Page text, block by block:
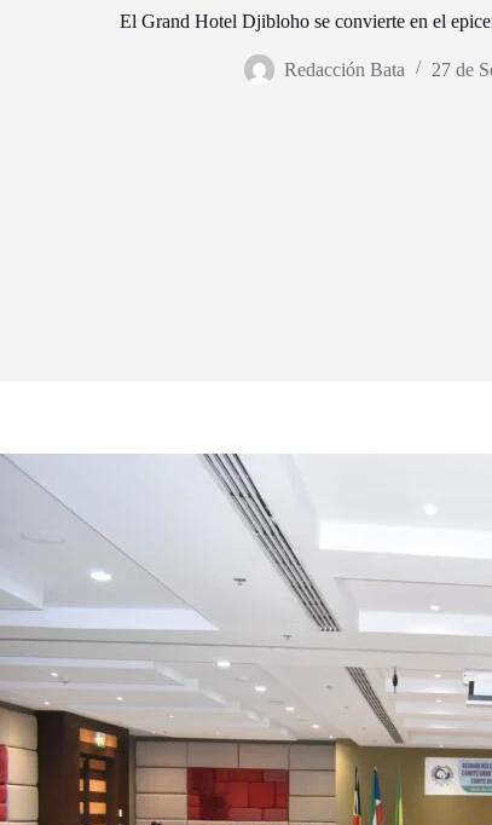
El Grand Hotel Djibloho se convierte en el
Redacción Bata 27 de